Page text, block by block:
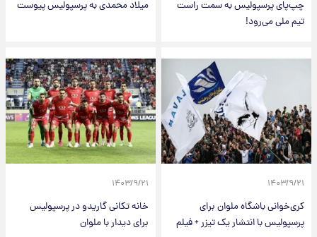
چپ‌پای پرسپولیس به سمت راست
تیم ملی می‌رود!
میلاد محمدی به پرسپولیس پیوست
۱۴۰۳/۹/۲۱
کری‌خوانی باشگاه ملوان برای
پرسپولیس با انتشار یک تیزر + فیلم
۱۴۰۳/۹/۲۱
خانه تکانی گاریدو در پرسپولیس
برای دیدار با ملوان